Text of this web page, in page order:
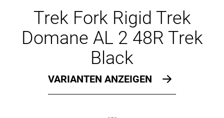
Trek Fork Rigid Trek
Domane AL 2 48R Trek
Black
VARIANTEN ANZEIGEN